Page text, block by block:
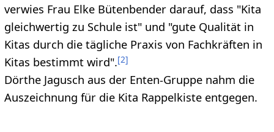
verwies Frau Elke Bütenbender darauf, dass "Kita
gleichwertig zu Schule ist" und "gute Qualität in
Kitas durch die tägliche Praxis von Fachkräften in
Kitas bestimmt wird".[2]
Dörthe Jagusch aus der Enten-Gruppe nahm die
Auszeichnung für die Kita Rappelkiste entgegen.